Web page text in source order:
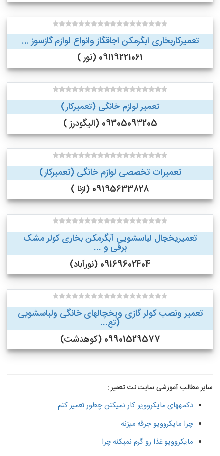
تعمیرکاربخاری ابگرمکن اجاقگاز وانواع لوازم گازسوز ...
09119221061 (نور )
تعمیر لوازم خانگی (تعمیرکار)
09305093205 (الیگودرز )
تعمیرات تخصصی لوازم خانگی (تعمیرکار)
09195633828 (ازنا )
تعمیریخچال لباسشویی آبگرمکن بخاری کولر مشک
برقی و ...
09169602404 (نورآباد)
تعمیر ونصب کولر گازی ویخچالهای خانگی ولباسشویی
(تع...
09901529577 (کوهدشت)
سایر مطالب آموزشی سایت نت تعمیر :
دکمههای مایکروویو کار نمیکنن چطور تعمیر کنم
چرا مایکروویو جرقه میزنه
مایکروویو غذا رو گرم نمیکنه چرا